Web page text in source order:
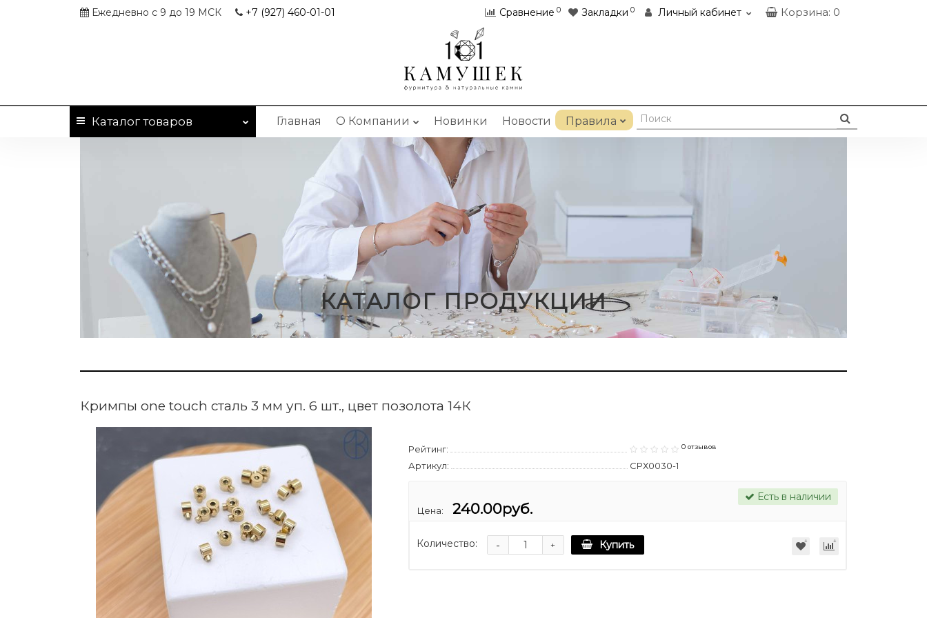
Ежедневно с 9 до 19 МСК +7 (927) 460-01-01 Сравнение 0 Закладки 0 Личный кабинет Корзина: 0
Каталогтоваров Главная О Компании Новинки Новости Правила
КАТАЛОГ ПРОДУКЦИИ
Кримпы one touch сталь 3 мм уп. 6 шт., цвет позолота 14К
Рейтинг: 0 отзывов
Артикул: СРХ0030-1
Цена: 240.00руб.
Есть в наличии
Количество: +
- Купить